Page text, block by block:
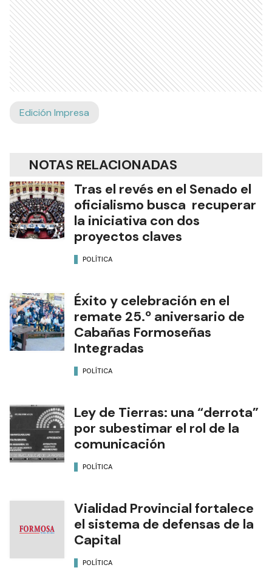
Edición Impresa
NOTAS RELACIONADAS
Tras el revés en el Senado el
oficialismo busca recuperar
la iniciativa con dos
proyectos claves
POLÍTICA
Éxito y celebración en el
remate 25.º aniversario de
Cabañas Formoseñas
Integradas
POLÍTICA
Ley de Tierras: una “derrota”
por subestimar el rol de la
comunicación
POLÍTICA
Vialidad Provincial fortalece
el sistema de defensas de la
Capital
POLÍTICA